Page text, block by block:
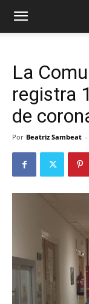
La
registra
de
Por Beatriz Sambeat -